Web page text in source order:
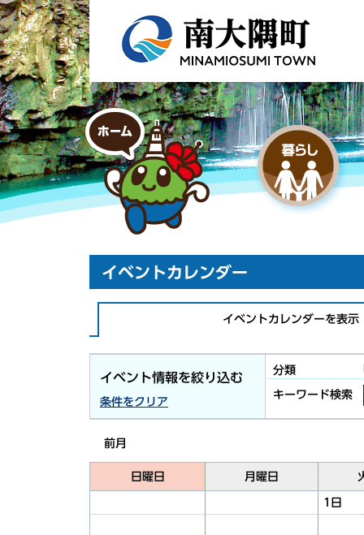
イベントカレンダー
イベントカレンダーを表示
イベント情報を絞り込む
条件をクリア
分類
キーワード検索
前月
日曜日 月曜日
1日